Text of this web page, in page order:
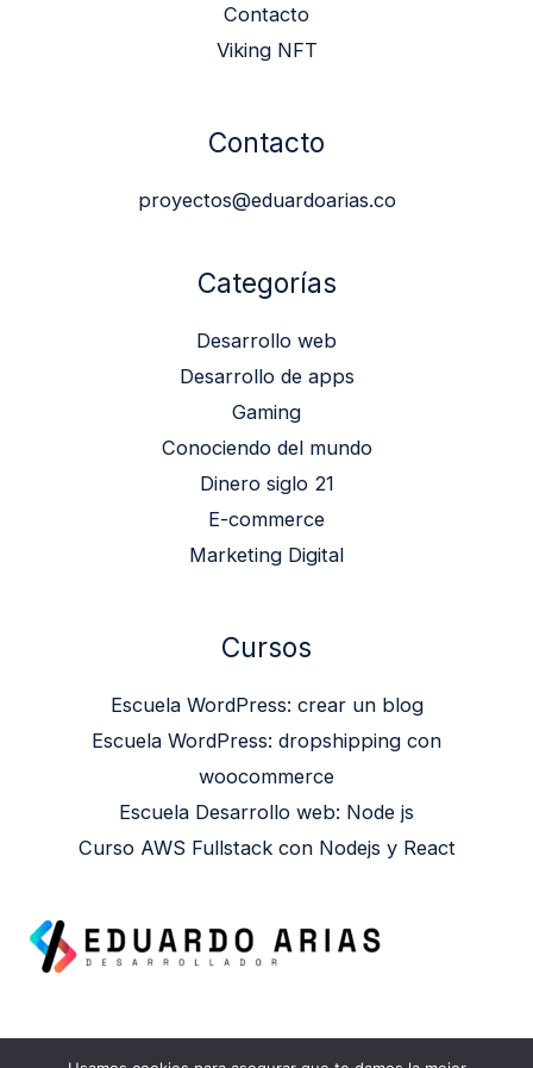
Contacto
Viking NFT
Contacto
proyectos@eduardoarias.co
Categorías
Desarrollo web
Desarrollo de apps
Gaming
Conociendo del mundo
Dinero siglo 21
E-commerce
Marketing Digital
Cursos
Escuela WordPress: crear un blog
Escuela WordPress: dropshipping con
woocommerce
Escuela Desarrollo web: Node js
Curso AWS Fullstack con Nodejs y React